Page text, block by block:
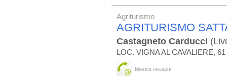
Agriturismo
AGRITURISMO
Castagneto Carducci
LOC. VIGNA AL CAVALIERE, 61
Mostra recapiti